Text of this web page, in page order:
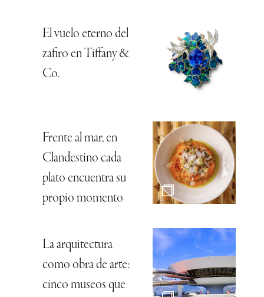
El vuelo eterno del
zafiro en Tiffany &
Co.
Frente al mar, en
Clandestino cada
plato encuentra su
propio momento
La arquitectura
como obra de arte:
cinco museos que